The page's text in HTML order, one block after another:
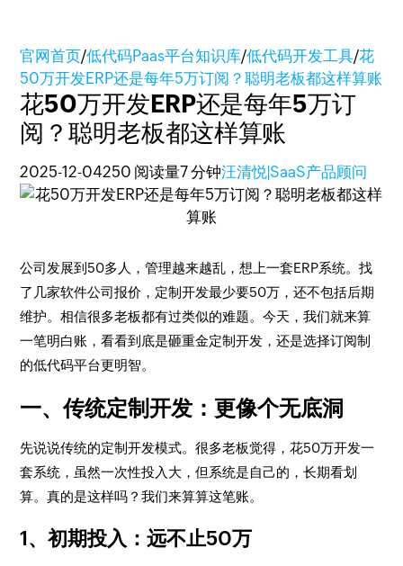
官网首页/低代码Paas平台知识库/低代码开发工具/花
50万开发ERP还是每年5万订阅？聪明老板都这样算账
花50万开发ERP还是每年5万订
阅？聪明老板都这样算账
2025-12-04250 阅读量7 分钟汪清悦|SaaS产品顾问
公司发展到50多人，管理越来越乱，想上一套ERP系统。找
了几家软件公司报价，定制开发最少要50万，还不包括后期
维护。相信很多老板都有过类似的难题。今天，我们就来算
一笔明白账，看看到底是砸重金定制开发，还是选择订阅制
的低代码平台更明智。
一、传统定制开发：更像个无底洞
先说说传统的定制开发模式。很多老板觉得，花50万开发一
套系统，虽然一次性投入大，但系统是自己的，长期看划
算。真的是这样吗？我们来算算这笔账。
1、初期投入：远不止50万